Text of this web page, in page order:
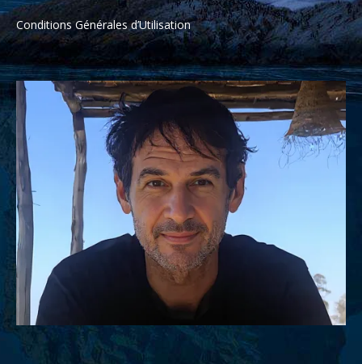
Conditions Générales d’Utilisation